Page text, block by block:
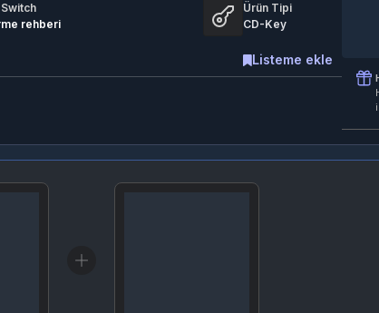
rehberi
Ürün Tipi
CD-Key
Listeme ekle